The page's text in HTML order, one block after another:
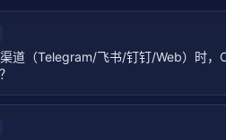
道（Telegram/飞书/钉钉/Web）时，